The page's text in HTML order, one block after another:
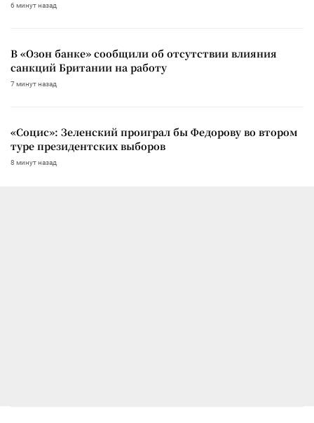
6 минут назад
В «Озон банке» сообщили об отсутствии влияния
санкций Британии на работу
7 минут назад
«Социс»: Зеленский проиграл бы Федорову во втором
туре президентских выборов
8 минут назад